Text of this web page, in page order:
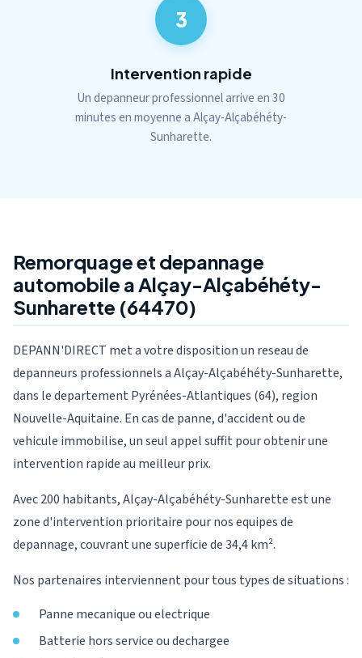
3
Intervention rapide
Un depanneur professionnel arrive en 30
minutes en moyenne a Alçay-Alçabéhéty-
Sunharette.
Remorquage et depannage
automobile a Alçay-Alçabéhéty-
Sunharette (64470)
DEPANN'DIRECT met a votre disposition un reseau de
depanneurs professionnels a Alçay-Alçabéhéty-Sunharette,
dans le departement Pyrénées-Atlantiques (64), region
Nouvelle-Aquitaine. En cas de panne, d'accident ou de
vehicule immobilise, un seul appel suffit pour obtenir une
intervention rapide au meilleur prix.
Avec 200 habitants, Alçay-Alçabéhéty-Sunharette est une
zone d'intervention prioritaire pour nos equipes de
depannage, couvrant une superficie de 34,4 km².
Nos partenaires interviennent pour tous types de situations :
Panne mecanique ou electrique
Batterie hors service ou dechargee